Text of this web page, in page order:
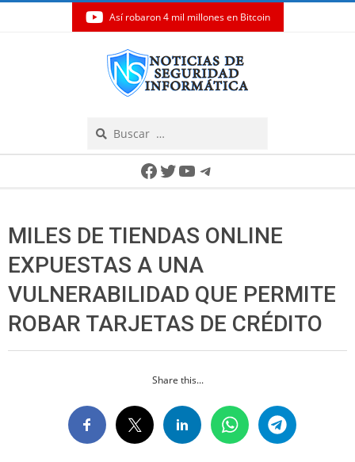
Así robaron 4 mil millones en Bitcoin
Facebook
Twitter
YouTube
Telegram
MILES DE TIENDAS ONLINE
EXPUESTAS A UNA
VULNERABILIDAD QUE PERMITE
ROBAR TARJETAS DE CRÉDITO
Share this...